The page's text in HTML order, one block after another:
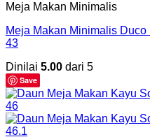
Meja Makan Minimalis
Meja Makan Minimalis
43
Dinilai 5.00 dari 5
Save